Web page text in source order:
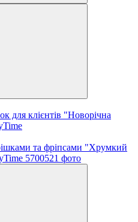
для клієнтів "Новорічна